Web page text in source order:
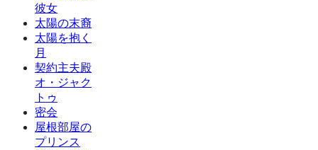
彼女
太陽の末裔
太陽を抱く
月
契約主夫殿
オ・ジャク
トゥ
密会
屋根部屋の
プリンス